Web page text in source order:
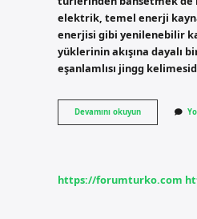
elektrik, temel enerji
enerjisi gibi yenilenebilir
yüklerinin akışına dayalı
eşanlamlısı jingg
Devamını okuyunElektrik
Çeşitleri
https://forumturko.com